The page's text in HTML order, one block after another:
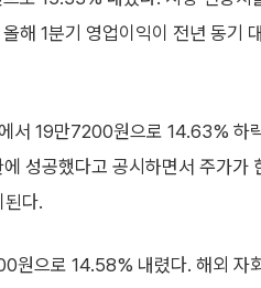
해 1분기 영업이익이 전년 동
서 19만7200원으로 14.63% 하
성공했다고 공시하면서 주가가
된다.
으로 14.58% 내렸다. 해외 자